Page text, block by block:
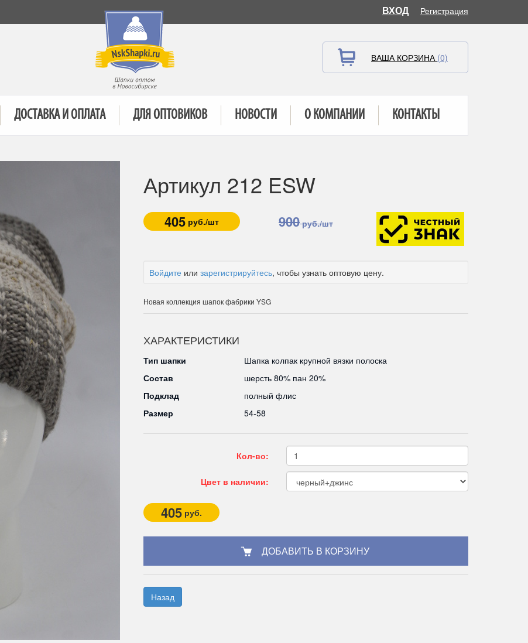
ВХОД Регистрация
ВАША КОРЗИНА (0)
ДОСТАВКА И ОПЛАТА ДЛЯ ОПТОВИКОВ НОВОСТИ О КОМПАНИИ КОНТАКТЫ
Артикул 212 ESW
405 руб./шт 900руб./шт
Войдите или зарегистрируйтесь, чтобы узнать оптовую цену.
Новая коллекция шапок фабрики YSG
ХАРАКТЕРИСТИКИ
Тип шапки
Шапка колпак крупной вязки полоска
Состав
шерсть 80% пан 20%
Подклад
полный флис
Размер
54-58
Кол-во:
Цвет в наличии:
405 руб.
Назад